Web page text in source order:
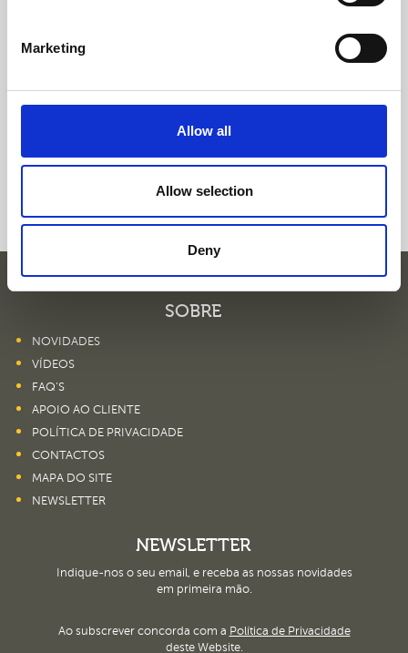
Marketing
Allow all
Allow selection
Deny
Acupuntura - Caso Clinico
além dos objetivos tendo perdido 15.6kg e
Clínica:Clínica Pedro Choy de Mafra
SOBRE
NOVIDADES
VÍDEOS
FAQ’S
APOIO AO CLIENTE
POLÍTICA DE PRIVACIDADE
CONTACTOS
MAPA DO SITE
NEWSLETTER
NEWSLETTER
Indique-nos o seu email, e receba as nossas novidades
em primeira mão.
Ao subscrever concorda com a Política de Privacidade
deste Website.